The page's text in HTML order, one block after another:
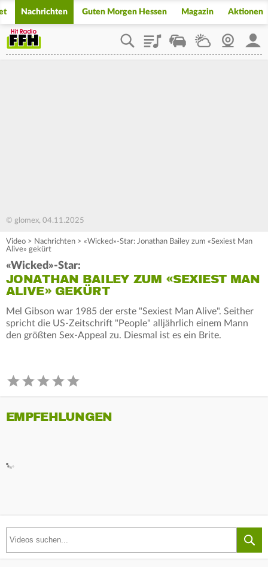
Nachrichten Guten Morgen Hessen Magazin Aktionen
PlaylistStaupilotWetterWebcam
© glomex, 04.11.2025
Video > Nachrichten > «Wicked»-Star: Jonathan Bailey zum «Sexiest Man
Alive» gekürt
«Wicked»-Star:
JONATHAN BAILEY ZUM «SEXIEST MAN
ALIVE» GEKÜRT
Mel Gibson war 1985 der erste "Sexiest Man Alive". Seither
spricht die US-Zeitschrift "People" alljährlich einem Mann
den größten Sex-Appeal zu. Diesmal ist es ein Brite.
EMPFEHLUNGEN